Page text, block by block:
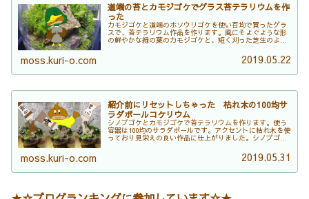
道端の苔とカモジゴケでグラス苔テラリウムを作
った
カモジゴケと道端のホソウリゴケを使い百均で買ったグラ
スで、苔テラリウム作品を作ります。風にそよぐような形
の鮮やかな緑の葉のカモジゴケと、短く刈った芝生のよう
の石と微妙な緊張感を描きつつ調和した作品になっていま
moss.kuri-o.com 2019.05.22
紹介前にリセットしちゃった 枯れ木の100均サ
ラダボールコケリウム
シノブゴケとカモジゴケで苔テラリウムを作ります。使う
容器は100均のサラダボールです。アクセントに枯れ木を使
っており見栄えの良い作品に仕上がりました。シノブゴケ
moss.kuri-o.com 2019.05.31